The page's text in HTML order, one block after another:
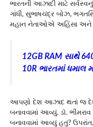
ભારતની આઝાદી માટે
ગાંધી, સુભાષચંદ્ર બોઝ,
મહાન નેતાઓએ અહિંસા અને
12GB RAM સાથે
10R ભારતમાં ધમાલ
આપણો દેશ આઝાદ થતાં જ
બનાવવામાં આવ્યું. ડૉ.
બનાવવામાં આવ્યું હતું?